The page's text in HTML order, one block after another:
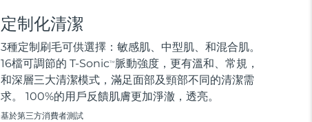
定制化清潔
3種定制刷毛可供選擇：敏感肌、中型肌、和混合肌。
16檔可調節的 T-SonicTM 脈動強度，更有溫和、常規，
和深層三大清潔模式，滿足面部及頸部不同的清潔需
求。 100%的用戶反饋肌膚更加淨澈，透亮。
基於第三方消費者測試